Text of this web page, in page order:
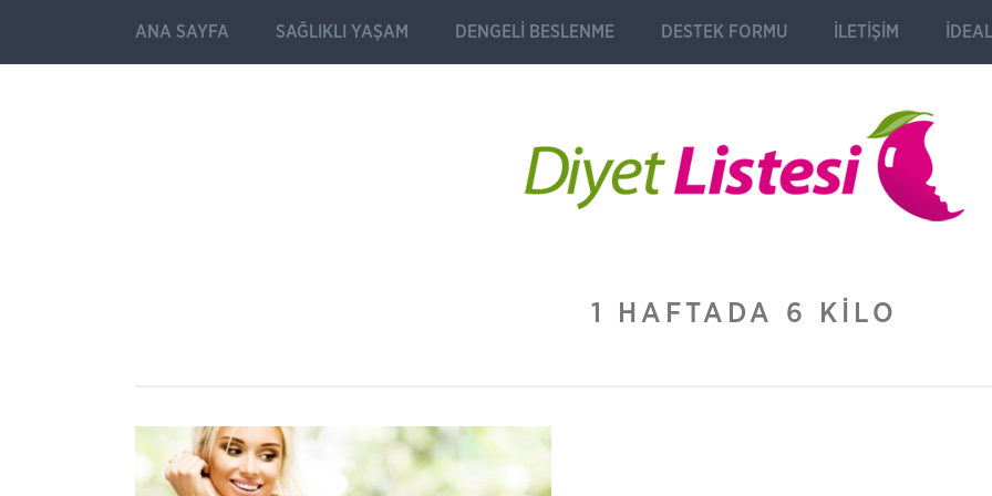
ANA SAYFA SAĞLIKLI YAŞAM DENGELI BESLENME DESTEK FORMU İLETIŞIM
1 HAFTADA 6 KILO